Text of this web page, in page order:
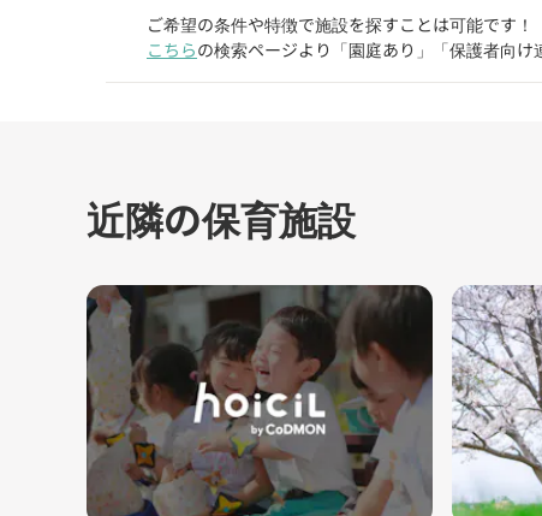
ご希望の条件や特徴で施設を探すことは可能です！
こちらの検索ページより「園庭あり」「保護者向け
近隣の保育施設